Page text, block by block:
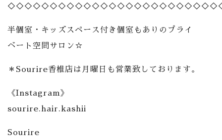
半個室・キッズスペース付き個室もありのプライ
ベート空間サロン☆
＊Sourire香椎店は月曜日も営業致しております。
《Instagram》
sourire.hair.kashii
Sourire